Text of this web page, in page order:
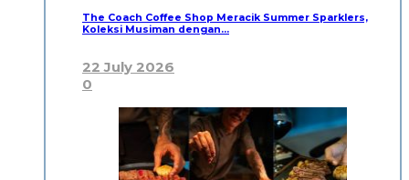
The Coach Coffee Shop Meracik Summer Sparklers,
Koleksi Musiman dengan…
22 July 2026
0